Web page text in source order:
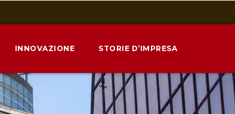
INNOVAZIONE STORIE D’IMPRESA